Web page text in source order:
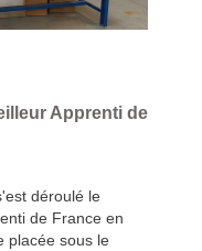
Apprenti de
déroulé le
de France en
placée sous le